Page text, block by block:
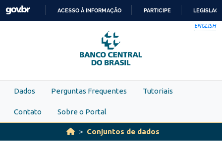
Skip to main content
PARA
O
CONTEÚDO
ACESSO À INFORMAÇÃO PARTICIPE
ENGLISH
Dados Perguntas Frequentes Tutoriais
Contato Sobre o Portal
Conjuntos de dados